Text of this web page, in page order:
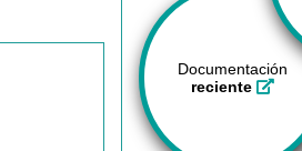
Documentación
reciente